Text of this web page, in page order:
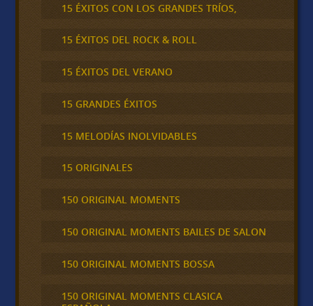
15 ÉXITOS CON LOS GRANDES TRÍOS,
15 ÉXITOS DEL ROCK & ROLL
15 ÉXITOS DEL VERANO
15 GRANDES ÉXITOS
15 MELODÍAS INOLVIDABLES
15 ORIGINALES
150 ORIGINAL MOMENTS
150 ORIGINAL MOMENTS BAILES DE SALON
150 ORIGINAL MOMENTS BOSSA
150 ORIGINAL MOMENTS CLASICA